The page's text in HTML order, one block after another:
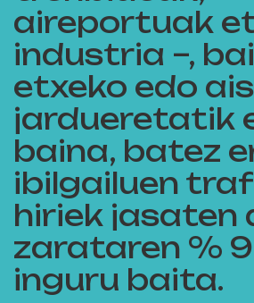
aireportuak
industria –,
etxeko edo
jardueretatik
baina, batez
ibilgailuen
hiriek jasaten
zarataren %
inguru baita.